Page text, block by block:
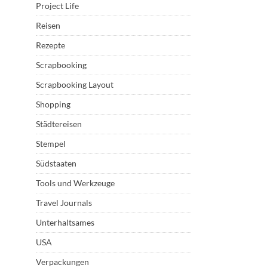
Project Life
Reisen
Rezepte
Scrapbooking
Scrapbooking Layout
Shopping
Städtereisen
Stempel
Südstaaten
Tools und Werkzeuge
Travel Journals
Unterhaltsames
USA
Verpackungen